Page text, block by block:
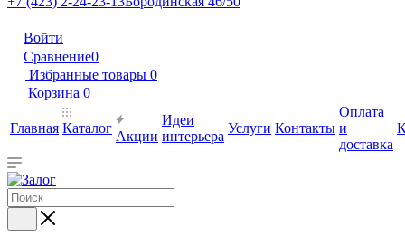
Войти
Сравнение0
Избранные товары 0
Корзина 0
Главная Каталог
Акции
Идеи
интерьера
Услуги Контакты
Оплата
и
доставка